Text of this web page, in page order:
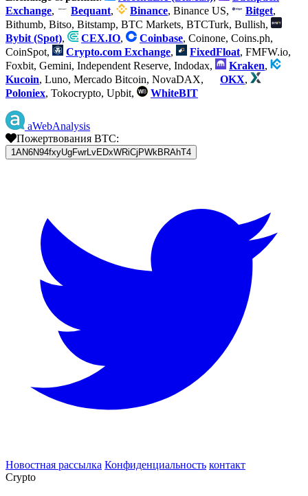
Exchange, Bequant, Binance, Binance US, Bitget,
Bithumb, Bitso, Bitstamp, BTC Markets, BTCTurk, Bullish,
Bybit (Spot), CEX.IO, Coinbase, Coinone, Coins.ph,
CoinSpot,
Crypto.com Exchange, FixedFloat, FMFW.io,
Foxbit, Gemini, Independent Reserve, Indodax,
Kraken,
Kucoin, Luno, Mercado Bitcoin, NovaDAX, OKX,
Poloniex, Tokocrypto, Upbit, WhiteBIT
aWebAnalysis
Пожертвования BTC:
1AN6N94fxyUgFwrLvEDxWRiCjPWkBRAhT4
Новостная рассылка Конфиденциальность контакт
Crypto